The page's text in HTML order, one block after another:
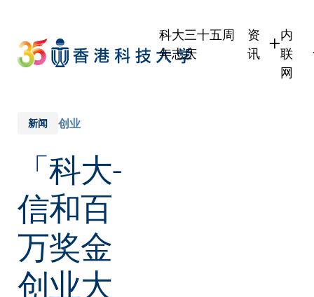
main
content
科大三十五周
年志庆
资
讯
内
联
网
新闻 创业
「科大-
信和百
万奖金
创业大